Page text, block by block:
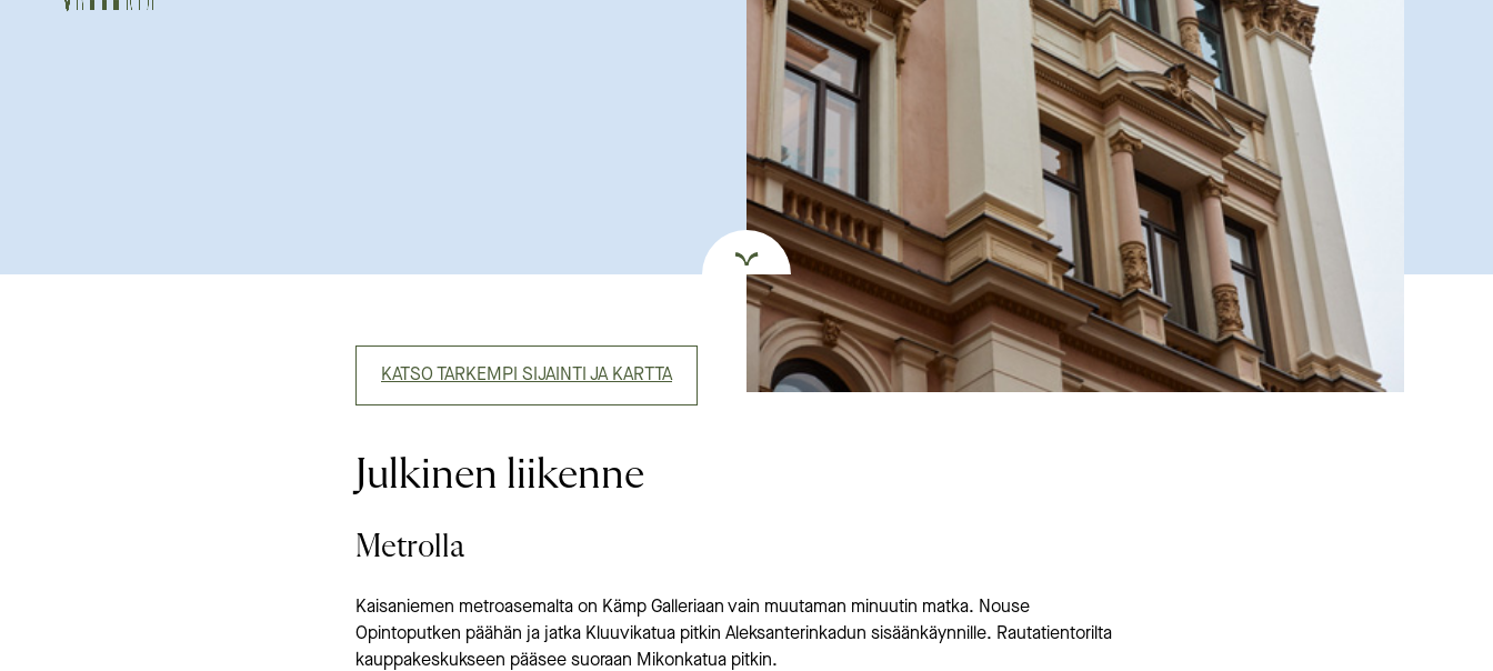
KATSO TARKEMPI SIJAINTI JA KARTTA
Julkinen liikenne
Metrolla
Kaisaniemen metroasemalta on Kämp Galleriaan vain muutaman minuutin matka. Nouse
Opintoputken päähän ja jatka Kluuvikatua pitkin Aleksanterinkadun sisäänkäynnille. Rautatientorilta
kauppakeskukseen pääsee suoraan Mikonkatua pitkin.